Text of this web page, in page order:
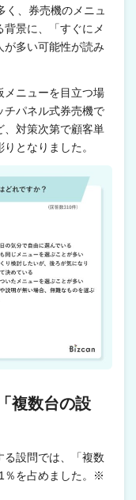
く、券売機のメニュ
景に、「すぐにメ
が多い可能性が読み
メニューを目立つ場
チパネル式券売機で
、対策次第で顧客単
となりました。
複数台の設
る設問では、「複数
％を占めました。※